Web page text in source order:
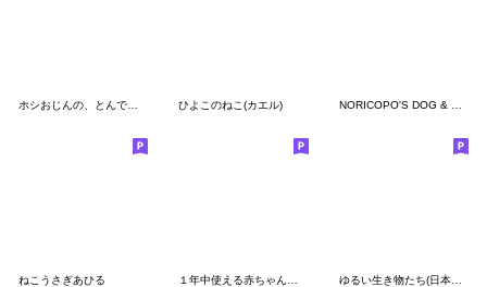
ひよこのねこ(カエル)
ねこうさぎあひる ゆるい生き物たち(日本語２)